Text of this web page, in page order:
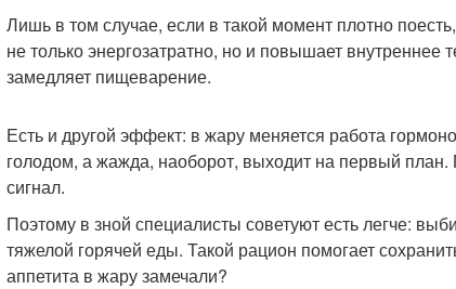
Лишь в том случае, если в такой момент плотно
не только энергозатратно, но и повышает внутреннее
замедляет пищеварение.
Есть и другой эффект: в жару меняется работа
голодом, а жажда, наоборот, выходит на первый
сигнал.
Поэтому в зной специалисты советуют есть легче:
тяжелой горячей еды. Такой рацион помогает
аппетита в жару замечали?